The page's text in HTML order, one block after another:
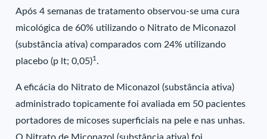
Após 4 semanas de tratamento observou-se uma cura
micológica de 60% utilizando o Nitrato de Miconazol
(substância ativa) comparados com 24% utilizando
placebo (p lt; 0,05)1 .
A eficácia do Nitrato de Miconazol (substância ativa)
administrado topicamente foi avaliada em 50 pacientes
portadores de micoses superficiais na pele e nas unhas.